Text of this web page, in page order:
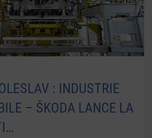
: INDUSTRIE
– ŠKODA LANCE LA